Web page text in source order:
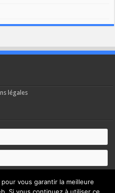
légales
moi vous garantir la meilleure